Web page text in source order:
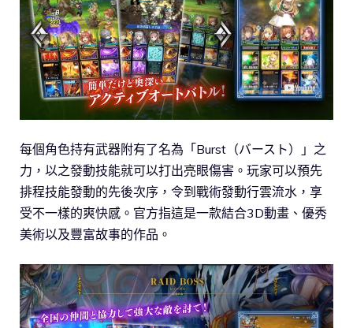
每個角色持有武器附有了名為「Burst（バースト）」之
力，以之發動技能就可以打出亮眼傷害。玩家可以預先
排程技能發動的先後次序，令到戰術發動行雲流水，享
受不一樣的爽快感。官方指這是一款結合3D動畫、優秀
美術以及豐富故事的作品。